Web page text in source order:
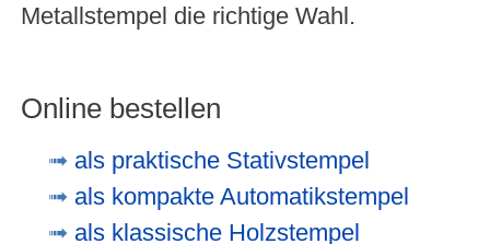
Metallstempel die richtige Wahl.
Online bestellen
als praktische Stativstempel
als kompakte Automatikstempel
als klassische Holzstempel